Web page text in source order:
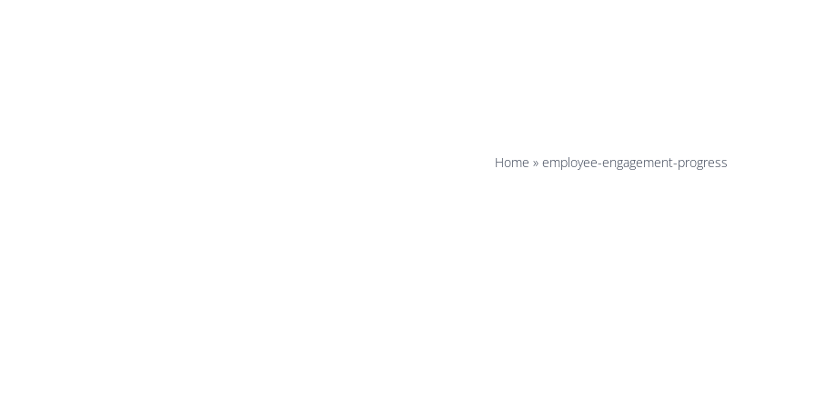
Home » employee-engagement-progress